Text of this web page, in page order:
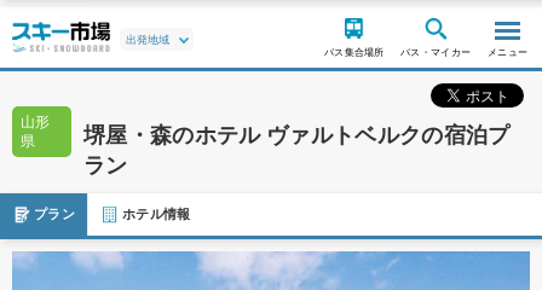
バス集合場所 バス・マイカー メニュー
山形
県
堺屋・森のホテル ヴァルトベルクの宿泊プ
ラン
プラン ホテル情報